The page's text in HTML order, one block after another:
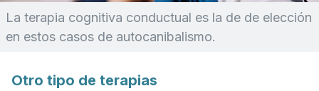
La terapia cognitiva conductual es la de de elección
en estos casos de autocanibalismo.
Otro tipo de terapias